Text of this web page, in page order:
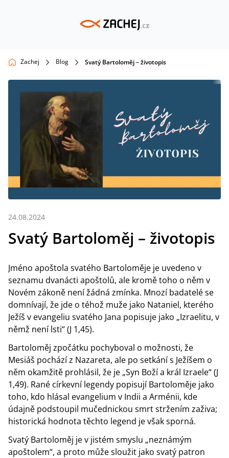
Zachej Blog Svatý Bartoloměj – životopis
24.08.2024
Svatý Bartoloměj – životopis
Jméno apoštola svatého Bartoloměje je uvedeno v
seznamu dvanácti apoštolů, ale kromě toho o něm v
Novém zákoně není žádná zmínka. Mnozí badatelé se
domnívají, že jde o téhož muže jako Nataniel, kterého
Ježíš v evangeliu svatého Jana popisuje jako „Izraelitu, v
němž není lsti“ (J 1,45).
Bartoloměj zpočátku pochyboval o možnosti, že
Mesiáš pochází z Nazareta, ale po setkání s Ježíšem o
něm okamžitě prohlásil, že je „Syn Boží a král Izraele“ (J
1,49). Rané církevní legendy popisují Bartoloměje jako
toho, kdo hlásal evangelium v Indii a Arménii, kde
údajně podstoupil mučednickou smrt stržením zaživa;
historická hodnota těchto legend je však sporná.
Svatý Bartoloměj je v jistém smyslu „neznámým
apoštolem“, a proto může sloužit jako svatý patron